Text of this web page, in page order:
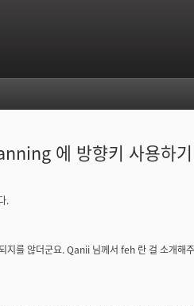
에 방향키 사용하기
.
를 않더군요. Qanii 님께서 feh 란 걸 소개해